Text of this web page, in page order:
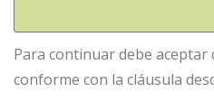
Para continuar debe aceptar
conforme con la cláusula